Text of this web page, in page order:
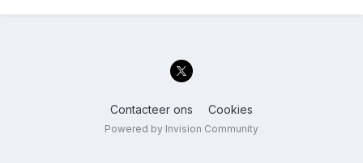
Contacteer ons Cookies
Powered by Invision Community